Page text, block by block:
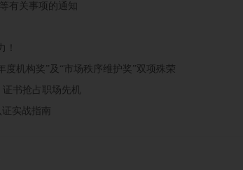
有关事项的通知
机构奖”及“市场秩序维护奖”双项殊荣
书抢占职场先机
实战指南